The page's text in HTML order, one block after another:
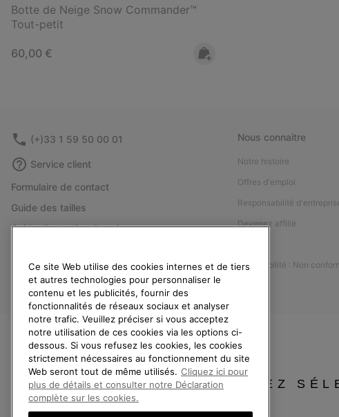
Botte de Neige Snow Commander™
Tout-petit
Regular price:
60,00 €
(+)33 1 59 50 00 01
Service client
Formulaire de contact
Guide des tailles
Guide d'entretien des chaussures
Rétractation
Statut de la commande
Livraison
Paiement
Questions fréquentes
Nous connaitre
Notre histoire
Offres d'emploi
Responsabilité
Devenez affilié
Accessibilité : Non
VEUILLEZ
Ce site Web utilise des cookies internes et de tiers
et autres technologies pour personnaliser le
contenu et les publicités, fournir des
fonctionnalités de réseaux sociaux et analyser
notre trafic. Veuillez préciser si vous acceptez
notre utilisation de ces cookies via les options ci-
dessous. Si vous refusez les cookies, les cookies
strictement nécessaires au fonctionnement du site
Web seront tout de même utilisés. Cliquez ici pour
plus de détails et consulter notre Déclaration
complète sur les cookies.